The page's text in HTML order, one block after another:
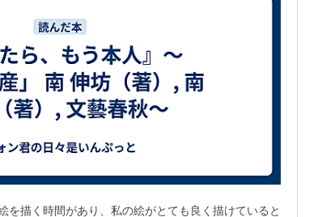
を描く時間があり、私の絵がとても良く描けていると